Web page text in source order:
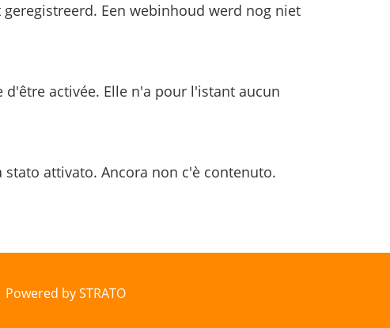
Een webinhoud werd nog niet
d'être activée. Elle n'a pour l'istant aucun
stato attivato. Ancora non c'è contenuto.
Powered by STRATO